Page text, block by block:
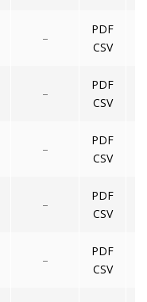
–
PDF
CSV
–
PDF
CSV
–
PDF
CSV
–
PDF
CSV
–
PDF
CSV